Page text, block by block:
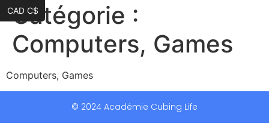
Catégorie :
Computers, Games
Computers, Games
© 2024 Académie Cubing Life
CAD C$